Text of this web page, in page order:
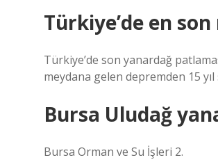
Türkiye’de en
Türkiye’de son yanardağ
meydana gelen depremden 15
Bursa Uludağ
Bursa Orman ve Su İşleri 2.